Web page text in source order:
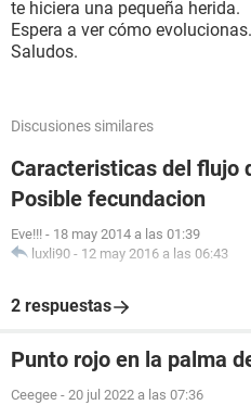
te hiciera una pequeña herida.
Espera a ver cómo evolucionas.
Saludos.
Discusiones similares
Caracteristicas del flujo
Posible fecundacion
Eve!!! - 18 may 2014 a las 01:39
luxli90 - 12 may 2016 a las 06:43
2 respuestas
Punto rojo en la palma
Ceegee - 20 jul 2022 a las 07:36